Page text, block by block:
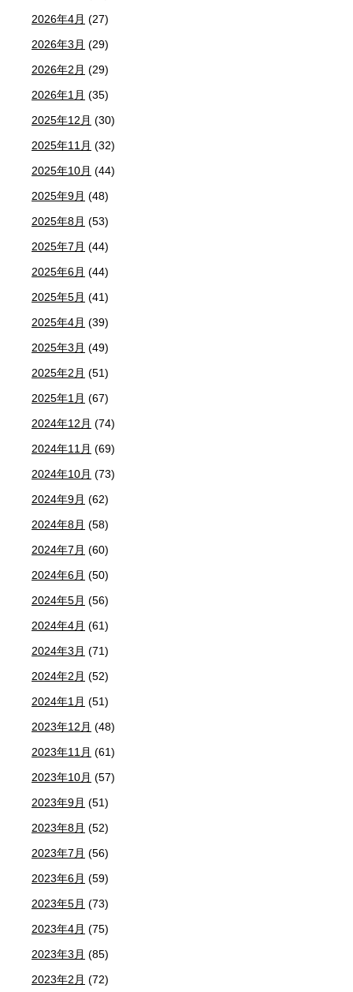
2026年4月 (27)
2026年3月 (29)
2026年2月 (29)
2026年1月 (35)
2025年12月 (30)
2025年11月 (32)
2025年10月 (44)
2025年9月 (48)
2025年8月 (53)
2025年7月 (44)
2025年6月 (44)
2025年5月 (41)
2025年4月 (39)
2025年3月 (49)
2025年2月 (51)
2025年1月 (67)
2024年12月 (74)
2024年11月 (69)
2024年10月 (73)
2024年9月 (62)
2024年8月 (58)
2024年7月 (60)
2024年6月 (50)
2024年5月 (56)
2024年4月 (61)
2024年3月 (71)
2024年2月 (52)
2024年1月 (51)
2023年12月 (48)
2023年11月 (61)
2023年10月 (57)
2023年9月 (51)
2023年8月 (52)
2023年7月 (56)
2023年6月 (59)
2023年5月 (73)
2023年4月 (75)
2023年3月 (85)
2023年2月 (72)